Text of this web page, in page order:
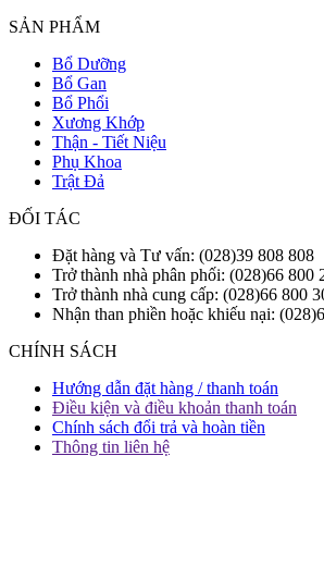
SẢN PHẨM
Bổ Dưỡng
Bổ Gan
Bổ Phổi
Xương Khớp
Thận - Tiết Niệu
Phụ Khoa
Trật Đả
ĐỐI TÁC
Đặt hàng và Tư vấn: (028)39 808 808
Trở thành nhà phân phối: (028)66 800
Trở thành nhà cung cấp: (028)66 800
Nhận than phiền hoặc khiếu nại:
CHÍNH SÁCH
Hướng dẫn đặt hàng / thanh toán
Điều kiện và điều khoản thanh toán
Chính sách đổi trả và hoàn tiền
Thông tin liên hệ